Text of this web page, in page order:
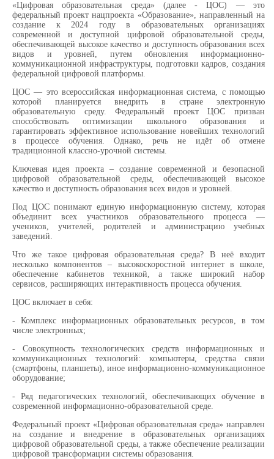
«Цифровая образовательная среда» (далее - ЦОС) — это
федеральный проект нацпроекта «Образование», направленный на
создание к 2024 году в образовательных организациях
современной и доступной цифровой образовательной среды,
обеспечивающей высокое качество и доступность образования всех
видов и уровней, путем обновления информационно-
коммуникационной инфраструктуры, подготовки кадров, создания
федеральной цифровой платформы.
ЦОС — это всероссийская информационная система, с помощью
которой планируется внедрить в стране электронную
образовательную среду. Федеральный проект ЦОС призван
способствовать оптимизации школьного образования и
гарантировать эффективное использование новейших технологий
в процессе обучения. Однако, речь не идёт об отмене
традиционной классно-урочной системы.
Ключевая идея проекта – создание современной и безопасной
цифровой образовательной среды, обеспечивающей высокое
качество и доступность образования всех видов и уровней.
Под ЦОС понимают единую информационную систему, которая
объединит всех участников образовательного процесса —
учеников, учителей, родителей и администрацию учебных
заведений.
Что же такое цифровая образовательная среда? В неё входит
несколько компонентов – высокоскоростной интернет в школе,
обеспечение кабинетов техникой, а также широкий набор
сервисов, расширяющих интерактивность процесса обучения.
ЦОС включает в себя:
- Комплекс информационных образовательных ресурсов, в том
числе электронных;
- Совокупность технологических средств информационных и
коммуникационных технологий: компьютеры, средства связи
(смартфоны, планшеты), иное информационно-коммуникационное
оборудование;
- Ряд педагогических технологий, обеспечивающих обучение в
современной информационно-образовательной среде.
Федеральный проект «Цифровая образовательная среда» направлен
на создание и внедрение в образовательных организациях
цифровой образовательной среды, а также обеспечение реализации
цифровой трансформации системы образования.